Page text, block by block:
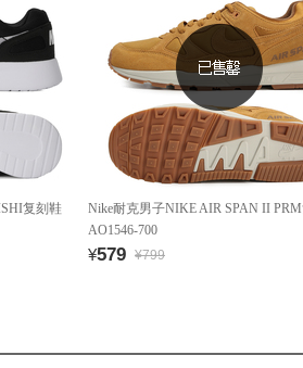
复刻鞋
Nike耐克男子NIKE AIR SPAN II
AO1546-700
¥579 ¥799